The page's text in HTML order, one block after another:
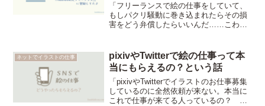
「フリーランスで絵の仕事をしていて、
もしパクリ騒動に巻き込まれたらその損
害をどう弁償したらいいんだ……こわ
どうなっちゃうの？」と不安な人向け
【私はお守り代わりに「FReeNANCe(フ
リーナンス)」に登録していました】とい
う記事。
ネットでイラストの仕事
pixivやTwitterで絵の仕事って本
当にもらえるの？という話
「pixivやTwitterでイラストのお仕事募集
しているのに全然依頼が来ない。本当に
これで仕事が来てる人っているの？ ど